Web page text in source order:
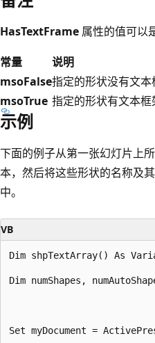
HasTextFrame 属性的值可以
常量
说明
msoFalse指定的形状没有文本
msoTrue 指定的形状有文本框
示例
下面的例子从第一张幻灯片上
本，然后将这些形状的名称及
中。
VB
Dim shpTextArray() As
Dim numShapes,
Set myDocument =